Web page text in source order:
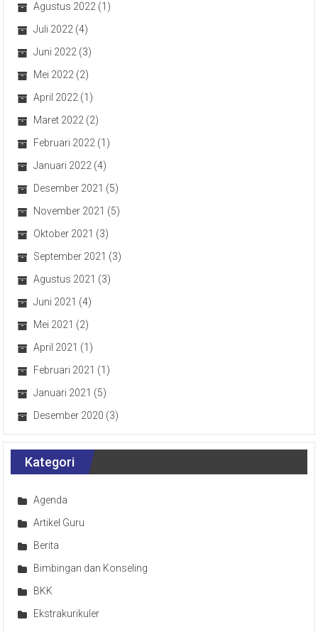
Agustus 2022 (1)
Juli 2022 (4)
Juni 2022 (3)
Mei 2022 (2)
April 2022 (1)
Maret 2022 (2)
Februari 2022 (1)
Januari 2022 (4)
Desember 2021 (5)
November 2021 (5)
Oktober 2021 (3)
September 2021 (3)
Agustus 2021 (3)
Juni 2021 (4)
Mei 2021 (2)
April 2021 (1)
Februari 2021 (1)
Januari 2021 (5)
Desember 2020 (3)
Kategori
Agenda
Artikel Guru
Berita
Bimbingan dan Konseling
BKK
Ekstrakurikuler